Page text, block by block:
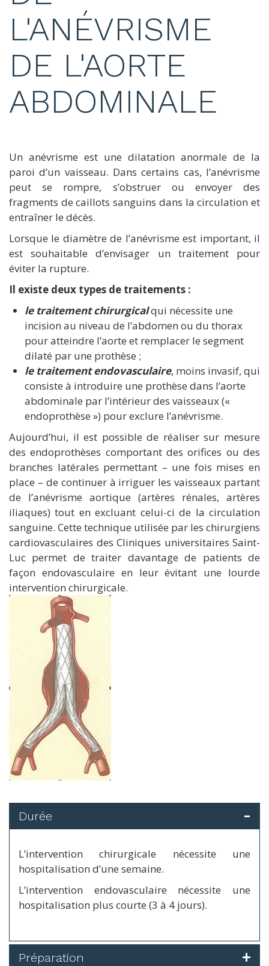
L'ANÉVRISME
DE L'AORTE
ABDOMINALE
Un anévrisme est une dilatation anormale de la
paroi d’un vaisseau. Dans certains cas, l’anévrisme
peut se rompre, s’obstruer ou envoyer des
fragments de caillots sanguins dans la circulation et
entraîner le décès.
Lorsque le diamètre de l’anévrisme est important, il
est souhaitable d’envisager un traitement pour
éviter la rupture.
Il existe deux types de traitements :
le traitement chirurgicalqui nécessite une
incision au niveau de l’abdomen ou du thorax
pour atteindre l’aorte et remplacer le segment
dilaté par une prothèse ;
le traitement endovasculaire, moins invasif, qui
consiste à introduire une prothèse dans l’aorte
abdominale par l’intérieur des vaisseaux («
endoprothèse ») pour exclure l’anévrisme.
Aujourd’hui, il est possible de réaliser sur mesure
des endoprothèses comportant des orifices ou des
branches latérales permettant – une fois mises en
place – de continuer à irriguer les vaisseaux partant
de l’anévrisme aortique (artères rénales, artères
iliaques) tout en excluant celui-ci de la circulation
sanguine. Cette technique utilisée par les chirurgiens
cardiovasculaires des Cliniques universitaires Saint-
Luc permet de traiter davantage de patients de
façon endovasculaire en leur évitant une lourde
intervention chirurgicale.
Durée
L’intervention chirurgicale nécessite une
hospitalisation d’une semaine.
L’intervention endovasculaire nécessite une
hospitalisation plus courte (3 à 4 jours).
Préparation